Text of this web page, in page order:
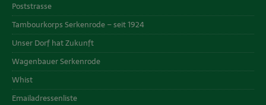
Poststrasse
Tambourkorps Serkenrode – seit 1924
Unser Dorf hat Zukunft
Wagenbauer Serkenrode
Whist
Emailadressenliste